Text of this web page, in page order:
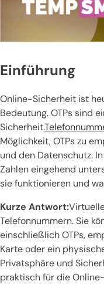
Einführung
Online-Sicherheit ist
Bedeutung. OTPs sind
Sicherheit.
Möglichkeit, OTPs zu
und den Datenschutz.
Zahlen eingehend
sie funktionieren und
Kurze Antwort:
Telefonnummern. Sie
einschließlich OTPs,
Karte oder ein
Privatsphäre und
praktisch für die